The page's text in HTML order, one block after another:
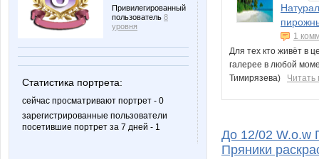
Привилегированный
пользователь 8
уровня
Статистика портрета:
сейчас просматривают портрет - 0
зарегистрированные пользователи
посетившие портрет за 7 дней - 1
1
Для тех кто живёт в
галерее в любой
Тимирязева) Читать
До 12/02 W.о.w
Пряники